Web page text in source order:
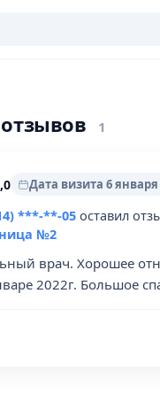
1
Дата визита 6 января
***-**-05 оставил
№2
врач. Хорошее
2022г. Большое